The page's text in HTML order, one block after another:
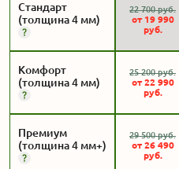
Стандарт
(толщина 4 мм)
22 700руб.
от 19 990
руб.
Комфорт
(толщина 4 мм)
25 200руб.
от 22 990
руб.
Премиум
(толщина 4 мм+)
29 500руб.
от 26 490
руб.